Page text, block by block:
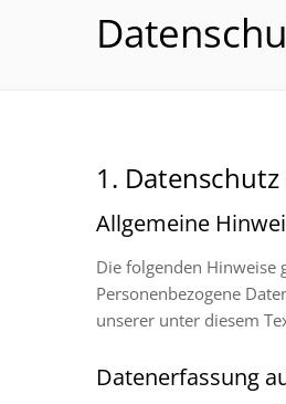
1.
Allgemeine
Die folgenden Hinweise
Personenbezogene
unserer unter diesem
Datenerfassung